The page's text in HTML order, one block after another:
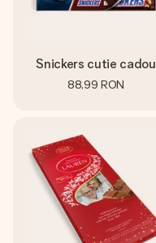
Snickers cutie cadou
88,99 RON